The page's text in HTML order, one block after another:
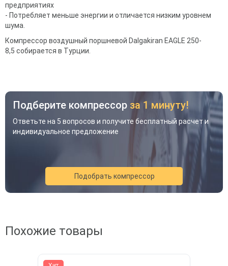
предприятиях
- Потребляет меньше энергии и отличается низким уровнем
шума.
Компрессор воздушный поршневой Dalgakiran EAGLE 250-
8,5 собирается в Турции.
Подберите компрессор за 1 минуту!
Ответьте на 5 вопросов и получите бесплатный расчет и
индивидуальное предложение
Подобрать компрессор
Похожие товары